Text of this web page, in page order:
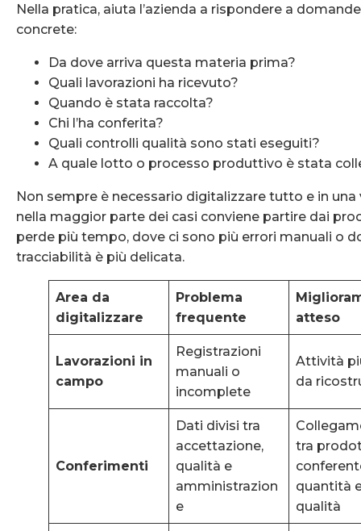
Nella pratica, aiuta l’azienda a rispondere a
concrete:
Da dove arriva questa materia prima?
Quali lavorazioni ha ricevuto?
Quando è stata raccolta?
Chi l’ha conferita?
Quali controlli qualità sono stati eseguiti?
A quale lotto o processo produttivo è stata
Non sempre è necessario digitalizzare tutto e in una
nella maggior parte dei casi conviene partire dai
perde più tempo, dove ci sono più errori manuali o
tracciabilità è più delicata.
Area da
digitalizzare
Problema
frequente
atteso
Lavorazioni in
campo
Registrazioni
manuali o
incomplete
Attività
da
Conferimenti
Dati divisi tra
accettazione,
qualità e
amministrazion
e
tra
quantità
qualità